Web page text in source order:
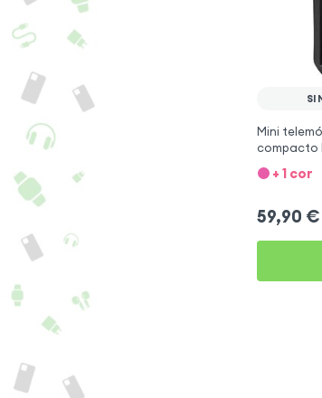
Mini
compacto
+ 1 cor
59,90 €